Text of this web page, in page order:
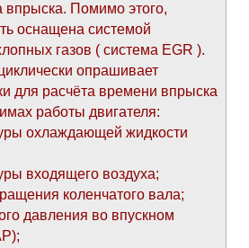
впрыска. Помимо этого,
оснащена системой
газов ( система EGR ).
опрашивает
для расчёта времени впрыска
работы двигателя:
охлаждающей жидкости
входящего воздуха;
коленчатого вала;
давления во впускном